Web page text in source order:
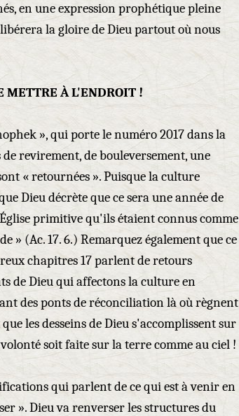
en une expression prophétique pleine
la gloire de Dieu partout où nous
METTRE À L'ENDROIT !
», qui porte le numéro 2017 dans la
revirement, de bouleversement, une
« retournées ». Puisque la culture
Dieu décrète que ce sera une année de
primitive qu'ils étaient connus comme
» (Ac. 17. 6.) Remarquez également que ce
chapitres 17 parlent de retours
de Dieu qui affectons la culture en
des ponts de réconciliation là où règnent
les desseins de Dieu s'accomplissent sur
soit faite sur la terre comme au ciel !
qui parlent de ce qui est à venir en
». Dieu va renverser les structures du